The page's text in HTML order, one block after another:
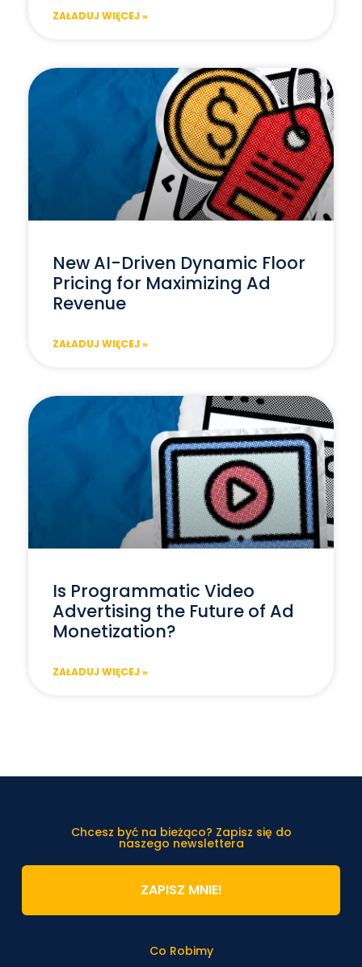
ZAŁADUJ WIĘCEJ »
New AI-Driven Dynamic Floor
Pricing for Maximizing Ad
Revenue
ZAŁADUJ WIĘCEJ »
Is Programmatic Video
Advertising the Future of Ad
Monetization?
ZAŁADUJ WIĘCEJ »
Co Robimy
Chcesz być na bieżąco? Zapisz się do
naszego newslettera
ZAPISZ MNIE!